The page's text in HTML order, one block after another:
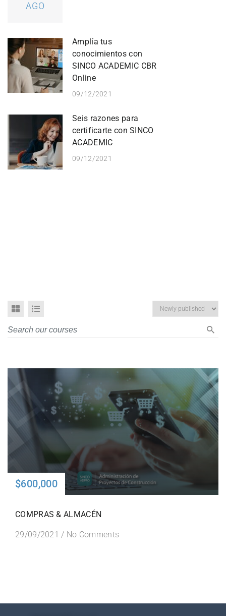
$600,000
COMPRAS & ALMACÉN
29/09/2021 / No Comments
AGO
Amplía tus
conocimientos con
SINCO ACADEMIC CBR
Online
09/12/2021
Seis razones para
certificarte con SINCO
ACADEMIC
09/12/2021